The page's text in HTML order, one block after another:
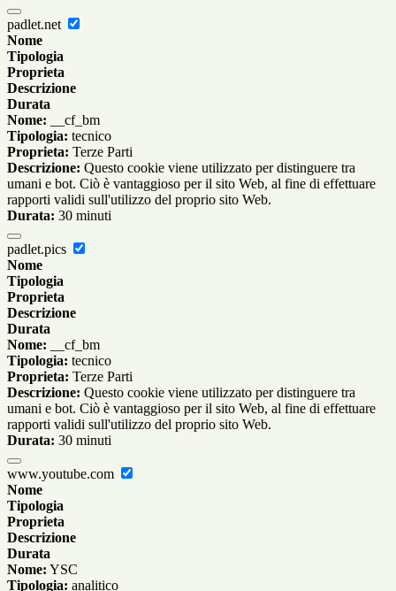
padlet.net
Nome
Tipologia
Proprieta
Descrizione
Durata
Nome: __cf_bm
Tipologia: tecnico
Proprieta: Terze Parti
Descrizione: Questo cookie viene utilizzato per distinguere tra
umani e bot. Ciò è vantaggioso per il sito Web, al fine di effettuare
rapporti validi sull'utilizzo del proprio sito Web.
Durata: 30 minuti
padlet.pics
Nome
Tipologia
Proprieta
Descrizione
Durata
Nome: __cf_bm
Tipologia: tecnico
Proprieta: Terze Parti
Descrizione: Questo cookie viene utilizzato per distinguere tra
umani e bot. Ciò è vantaggioso per il sito Web, al fine di effettuare
rapporti validi sull'utilizzo del proprio sito Web.
Durata: 30 minuti
www.youtube.com
Nome
Tipologia
Proprieta
Descrizione
Durata
Nome: YSC
Tipologia: analitico